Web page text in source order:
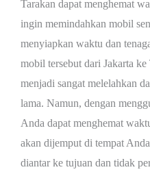
Tarakan dapat menghemat
ingin memindahkan mobil
menyiapkan waktu dan
mobil tersebut dari Jakarta
menjadi sangat melelahkan
lama. Namun, dengan
Anda dapat menghemat
akan dijemput di tempat
diantar ke tujuan dan tidak